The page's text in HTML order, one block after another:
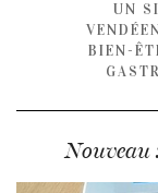
UN
BIEN-
Nouveau